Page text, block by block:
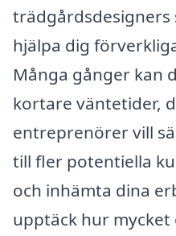
trädgårdsdesigners
hjälpa dig
Många gånger kan
kortare väntetider,
entreprenörer vill
till fler potentiella
och inhämta dina
upptäck hur